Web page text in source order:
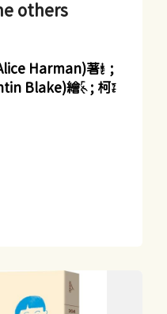
others
Harman)著 ;
Blake)繪 ; 柯